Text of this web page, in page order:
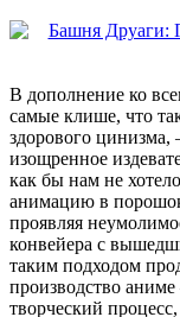
В дополнение ко
самые клише, что
здорового цинизма,
изощренное
как бы нам не
анимацию в
проявляя
конвейера с
таким подходом
производство
творческий